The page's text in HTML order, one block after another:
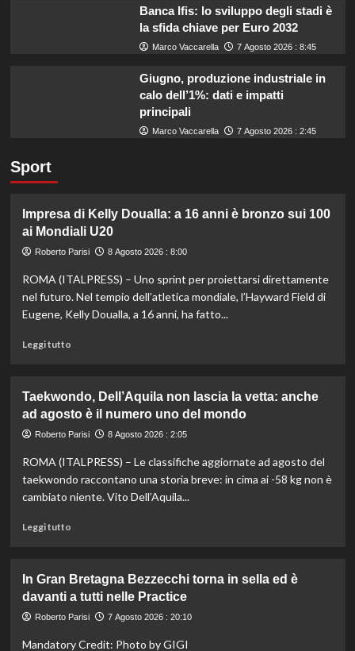
Banca Ifis: lo sviluppo degli stadi è
la sfida chiave per Euro 2032
Marco Vaccarella 7 Agosto 2026 : 8:45
Giugno, produzione industriale in
calo dell’1%: dati e impatti
principali
Marco Vaccarella 7 Agosto 2026 : 2:45
Sport
Impresa di Kelly Doualla: a 16 anni è bronzo sui 100
ai Mondiali U20
Roberto Parisi 8 Agosto 2026 : 8:00
ROMA (ITALPRESS) – Uno sprint per proiettarsi direttamente
nel futuro. Nel tempio dell’atletica mondiale, l’Hayward Field di
Eugene, Kelly Doualla, a 16 anni, ha fatto...
Leggi tuttoLeggi
Impresa
di
Kelly
a
16
anni
Mondiali
U20
Taekwondo, Dell’Aquila non lascia la vetta: anche
ad agosto è il numero uno del mondo
Roberto Parisi 8 Agosto 2026 : 2:05
ROMA (ITALPRESS) – Le classifiche aggiornate ad agosto del
taekwondo raccontano una storia breve: in cima ai -58 kg non è
cambiato niente. Vito Dell’Aquila...
Leggi tuttoLeggi
Taekwondo,
Dell’Aquila
non
la
In Gran Bretagna Bezzecchi torna in sella ed è
davanti a tutti nelle Practice
Roberto Parisi 7 Agosto 2026 : 20:10
Mandatory Credit: Photo by GIGI